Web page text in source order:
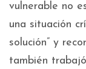
vulnerable no
una situación
solución” y
también